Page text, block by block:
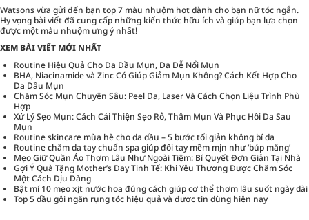
Watsonsvừa gửi đến bạn top 7 màu nhuộm hot dành cho bạn nữ tóc ngắn.
Hy vọng bài viết đã cung cấp những kiến thức hữu ích và giúp bạn lựa chọn
được một màu nhuộm ưng ý nhất!
XEM BÀI VIẾT MỚI NHẤT
Routine Hiệu Quả Cho Da Dầu Mụn, Da Dễ Nổi Mụn
BHA, Niacinamide và Zinc Có Giúp Giảm Mụn Không? Cách Kết Hợp Cho
Da Dầu Mụn
Chăm Sóc Mụn Chuyên Sâu: Peel Da, Laser Và Cách Chọn Liệu Trình Phù
Hợp
Xử Lý Sẹo Mụn: Cách Cải Thiện Sẹo Rỗ, Thâm Mụn Và Phục Hồi Da Sau
Mụn
Routine skincare mùa hè cho da dầu – 5 bước tối giản không bí da
Routine chăm da tay chuẩn spa giúp đôi tay mềm mịn như ‘búp măng’
Mẹo Giữ Quần Áo Thơm Lâu Như Ngoài Tiệm: Bí Quyết Đơn Giản Tại Nhà
Gợi Ý Quà Tặng Mother’s Day Tinh Tế: Khi Yêu Thương Được Chăm Sóc
Một Cách Dịu Dàng
Bật mí 10 mẹo xịt nước hoa đúng cách giúp cơ thể thơm lâu suốt ngày dài
Top 5 dầu gội ngăn rụng tóc hiệu quả và được tin dùng hiện nay